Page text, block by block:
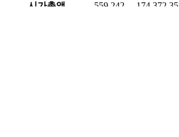
시가총액
559.242 174,372.35